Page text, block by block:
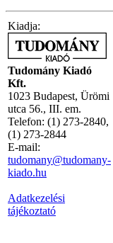
Kiadja:
Tudomány Kiadó
Kft.
1023 Budapest, Ürömi
utca 56., III. em.
Telefon: (1) 273-2840,
(1) 273-2844
E-mail:
tudomany@tudomany-
kiado.hu
Adatkezelési
tájékoztató